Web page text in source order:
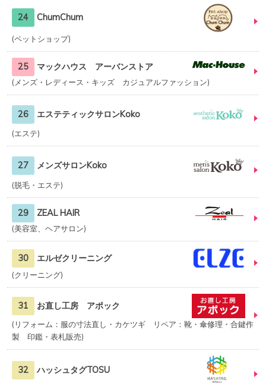
24 ChumChum
ペットショップ
25 マックハウス アーバンストア
メンズ・レディース・キッズ カジュアルファッション
26 エステティックサロンKoko
エステ
27 メンズサロンKoko
脱毛・エステ
29 ZEAL HAIR
美容室、ヘアサロン
30 エルゼクリーニング
クリーニング
31 お直し工房 アポック
リフォーム：服の寸法直し・カケツギ リペア：靴・傘修理・合鍵作
製 印鑑・表札販売
32 ハッシュタグTOSU